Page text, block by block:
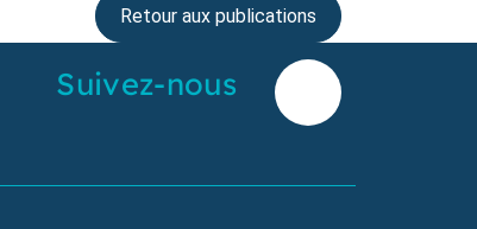
Retour aux publications
Suivez-nous